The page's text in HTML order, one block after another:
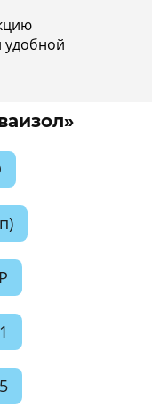
удобной